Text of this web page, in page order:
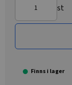
st
Finns i lager